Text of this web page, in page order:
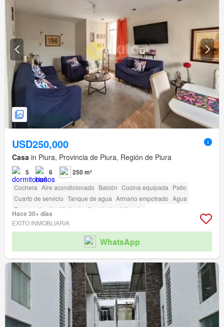
USD250,000
Casa in Piura, Provincia de Piura, Región de Piura
5 6 250 m²
Cochera Aire acondicionado Balcón Cocina equipada Patio
Cuarto de servicio Tanque de agua Armario empotrado Agua
Terraza
Jardín Vigilante Caseta de vigilancia
Hace 30+ días
EXITO INMOBLIARIA
WhatsApp